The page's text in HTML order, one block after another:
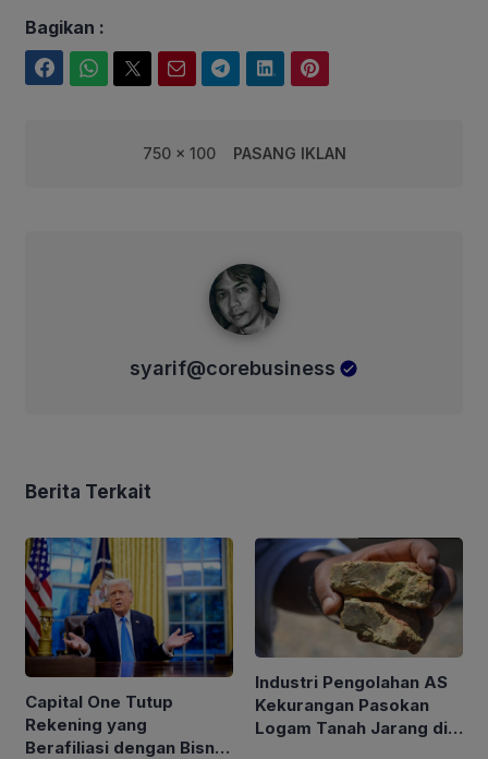
Bagikan :
750 x 100 PASANG IKLAN
syarif@corebusiness
Berita Terkait
Capital One Tutup
Rekening yang
Berafiliasi dengan Bisnis
Industri Pengolahan AS
Kekurangan Pasokan
Logam Tanah Jarang di